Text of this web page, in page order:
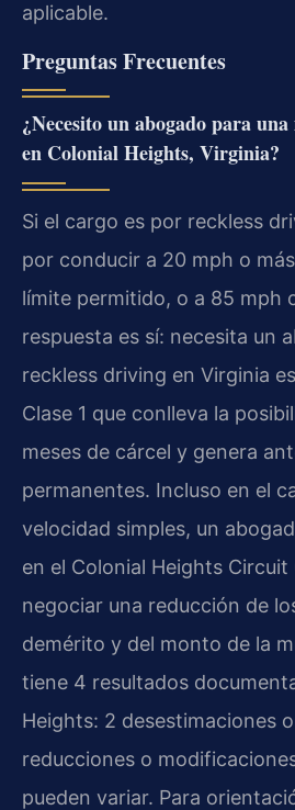
aplicable.
Preguntas Frecuentes
¿Necesito un abogado para
en Colonial Heights, Virginia?
Si el cargo es por reckless
por conducir a 20 mph o
límite permitido, o a 85 mph
respuesta es sí: necesita un
reckless driving en Virginia
Clase 1 que conlleva la
meses de cárcel y genera
permanentes. Incluso en el
velocidad simples, un
en el Colonial Heights
negociar una reducción de
demérito y del monto de la
tiene 4 resultados
Heights: 2 desestimaciones
reducciones o
pueden variar. Para